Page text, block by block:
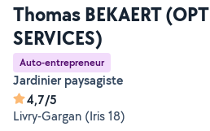
Thomas BEKAERT
SERVICES)
Auto-entrepreneur
Jardinier paysagiste
4,7/5
Livry-Gargan (Iris 18)